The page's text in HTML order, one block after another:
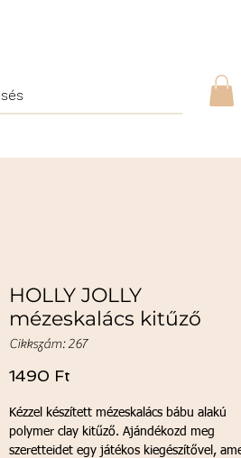
HOLLY JOLLY
mézeskalács kitűző
Cikkszám: 267
1490 Ft
Kézzel készített mézeskalács bábu alakú
polymer clay kitűző. Ajándékozd meg
szeretteidet egy játékos kiegészítővel,